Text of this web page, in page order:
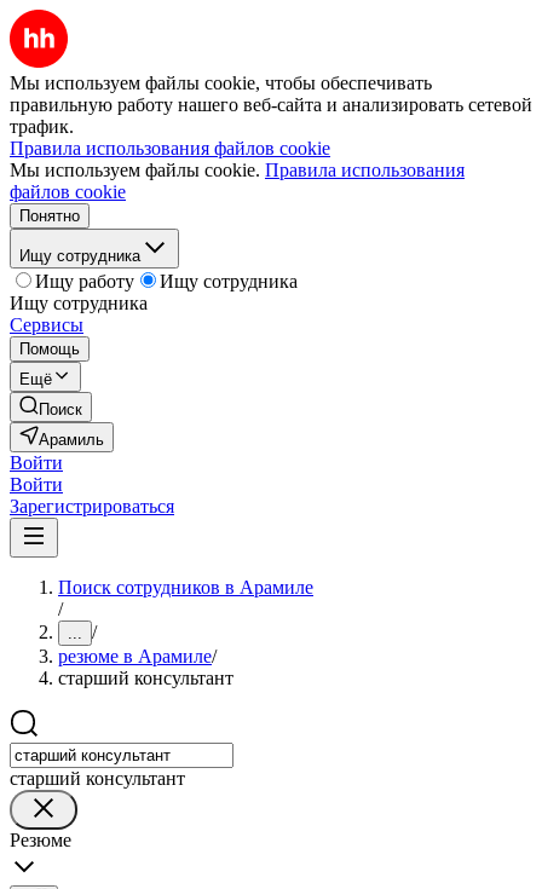
Мы используем файлы cookie, чтобы обеспечивать
правильную работу нашего веб-сайта и анализировать сетевой
трафик.
Правила использования файлов cookie
Мы используем файлы cookie. Правила использования
файлов cookie
Понятно
Ищу сотрудника
Ищу работу
Ищу сотрудника
Ищу сотрудника
Сервисы
Помощь
Ещё
Поиск
Арамиль
Войти
Войти
Зарегистрироваться
Поиск сотрудников в Арамиле
/
... /
резюме в Арамиле/
старший консультант
старший консультант
Резюме